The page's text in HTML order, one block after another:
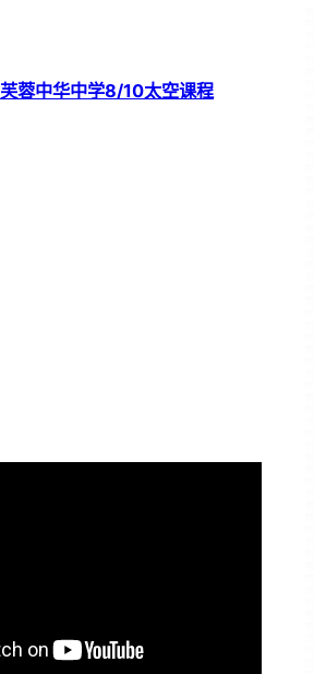
芙蓉中华中学8/10太空课程